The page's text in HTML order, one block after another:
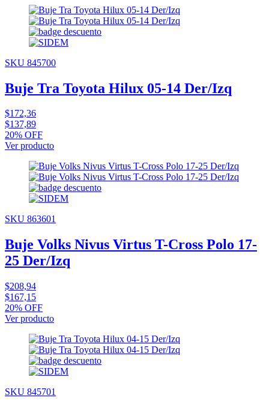
SKU 845700
Buje Tra Toyota Hilux 05-14 Der/Izq
$172,36
$137,89
20% OFF
Ver producto
SKU 863601
Buje Volks Nivus Virtus T-Cross Polo 17-
25 Der/Izq
$208,94
$167,15
20% OFF
Ver producto
SKU 845701